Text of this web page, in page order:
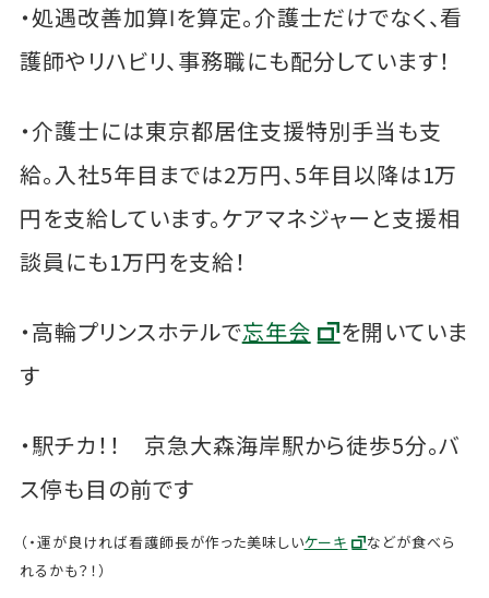
・処遇改善加算Ⅰを算定。介護士だけでなく、看
護師やリハビリ、事務職にも配分しています！
・介護士には東京都居住支援特別手当も支
給。入社5年目までは2万円、5年目以降は1万
円を支給しています。ケアマネジャーと支援相
談員にも1万円を支給！
・高輪プリンスホテルで忘年会
を開いていま
す
・駅チカ！！ 京急大森海岸駅から徒歩5分。バ
ス停も目の前です
（・運が良ければ看護師長が作った美味しいケーキ
などが食べら
れるかも？！）